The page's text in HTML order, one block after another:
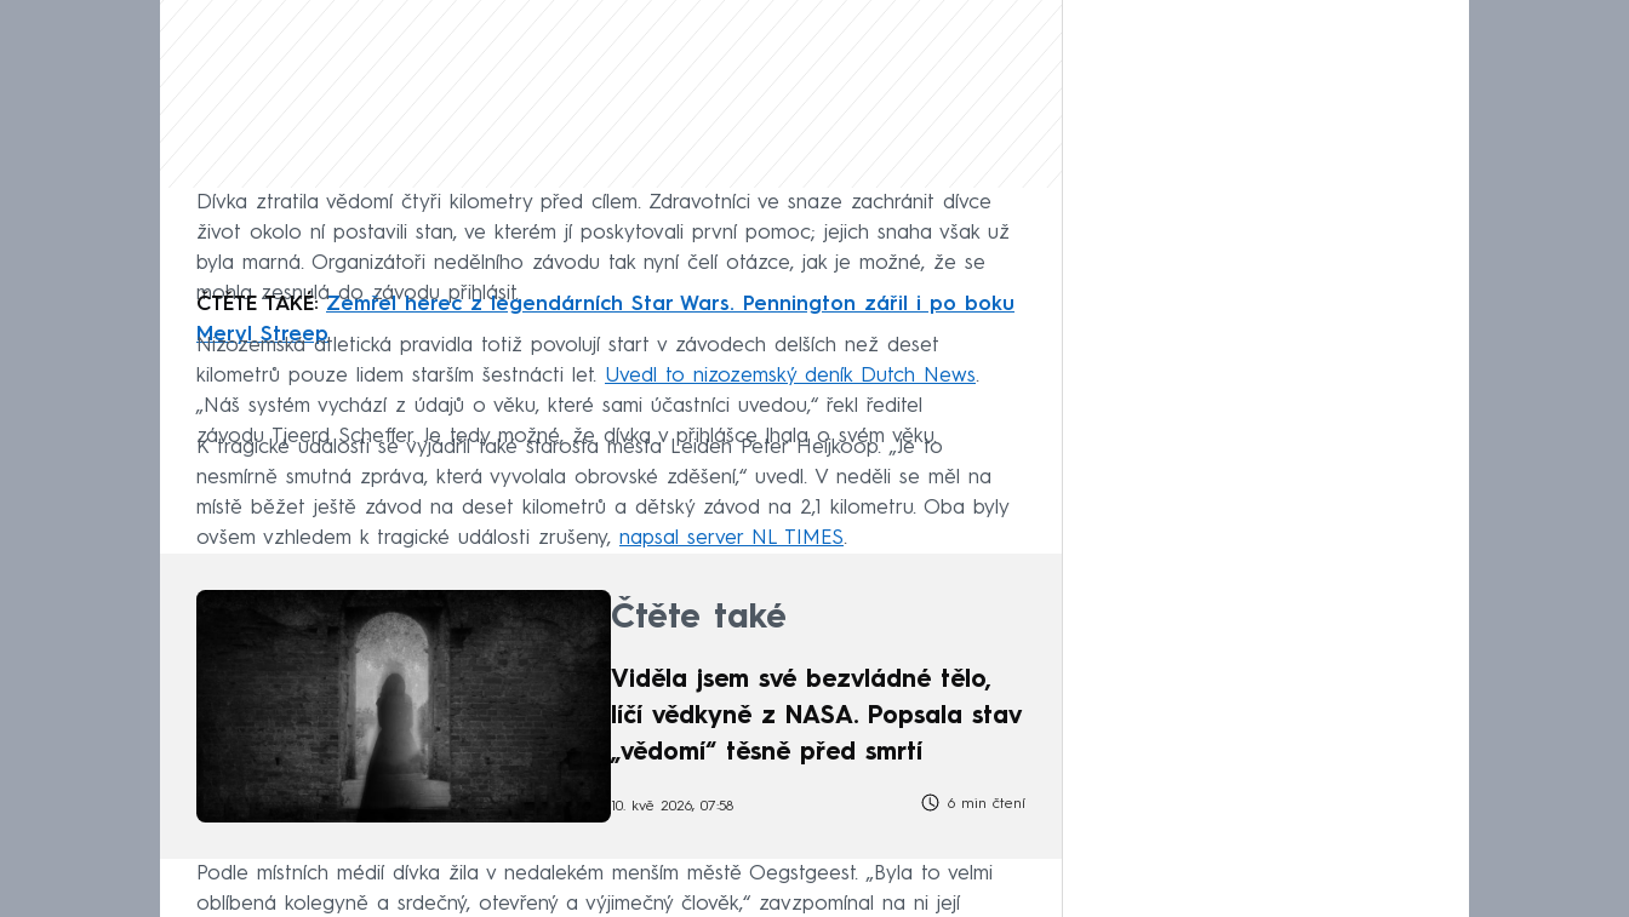
Dívka ztratila vědomí čtyři kilometry před cílem. Zdravotníci ve snaze zachránit dívce
život okolo ní postavili stan, ve kterém jí poskytovali první pomoc; jejich snaha však už
byla marná. Organizátoři nedělního závodu tak nyní čelí otázce, jak je možné, že se
mohla zesnulá do závodu přihlásit.
ČTĚTE TAKÉ:Zemřel herec z legendárních Star Wars. Pennington zářil i po boku
Meryl Streep
Nizozemská atletická pravidla totiž povolují start v závodech delších než deset
kilometrů pouze lidem starším šestnácti let. Uvedl to nizozemský deník Dutch News.
„Náš systém vychází z údajů o věku, které sami účastníci uvedou,“ řekl ředitel
závodu Tjeerd Scheffer. Je tedy možné, že dívka v přihlášce lhala o svém věku.
K tragické události se vyjádřil také starosta města Leiden Peter Heijkoop. „Je to
nesmírně smutná zpráva, která vyvolala obrovské zděšení,“ uvedl. V neděli se měl na
místě běžet ještě závod na deset kilometrů a dětský závod na 2,1 kilometru. Oba byly
ovšem vzhledem k tragické události zrušeny, napsal server NL TIMES.
Čtěte také
Viděla jsem své bezvládné tělo,
líčí vědkyně z NASA. Popsala stav
„vědomí“ těsně před smrtí
10. kvě 2026, 07:58 6 min čtení
Podle místních médií dívka žila v nedalekém menším městě Oegstgeest. „Byla to velmi
oblíbená kolegyně a srdečný, otevřený a výjimečný člověk,“ zavzpomínal na ni její